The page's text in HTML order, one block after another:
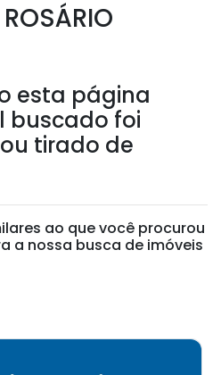
esta página
buscado foi
tirado de
ao que você procurou
a nossa busca de imóveis